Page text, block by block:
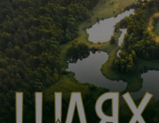
лекции, в течении
молча ждет. На эту часть
домашки только
никаких доп. заданий. В
анатомии, а скорее
торте - уровень
преподавателя вне
Ученики в чате задавали
которые оставались